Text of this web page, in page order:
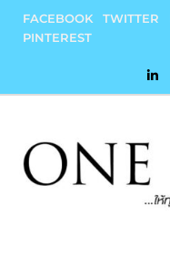
content
FACEBOOK TWITTER
PINTEREST